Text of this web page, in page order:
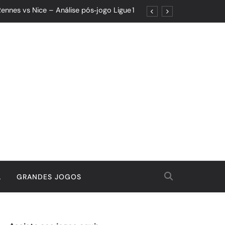
vs Nice – Análise pós‑jogo Ligue 1
o Resultado Esconde o Progresso
Que Nasceu da Garra e do Controle
Um Jogo de Controle e Maturidade
o Resultado Esconde o Progresso
GRANDES JOGOS